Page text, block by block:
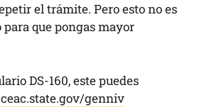
el trámite. Pero esto no es
que pongas mayor
DS-160, este puedes
ceac.state.gov/genniv